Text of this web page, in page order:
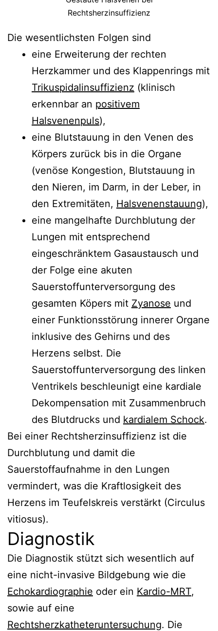
Rechtsherzinsuffizienz
Die wesentlichsten Folgen sind
eine Erweiterung der rechten
Herzkammer und des Klappenrings mit
Trikuspidalinsuffizienz (klinisch
erkennbar an positivem
Halsvenenpuls),
eine Blutstauung in den Venen des
Körpers zurück bis in die Organe
(venöse Kongestion, Blutstauung in
den Nieren, im Darm, in der Leber, in
den Extremitäten, Halsvenenstauung),
eine mangelhafte Durchblutung der
Lungen mit entsprechend
eingeschränktem Gasaustausch und
der Folge eine akuten
Sauerstoffunterversorgung des
gesamten Köpers mit Zyanose und
einer Funktionsstörung innerer Organe
inklusive des Gehirns und des
Herzens selbst. Die
Sauerstoffunterversorgung des linken
Ventrikels beschleunigt eine kardiale
Dekompensation mit Zusammenbruch
des Blutdrucks und kardialem Schock.
Bei einer Rechtsherzinsuffizienz ist die
Durchblutung und damit die
Sauerstoffaufnahme in den Lungen
vermindert, was die Kraftlosigkeit des
Herzens im Teufelskreis verstärkt (Circulus
vitiosus).
Diagnostik
Die Diagnostik stützt sich wesentlich auf
eine nicht-invasive Bildgebung wie die
Echokardiographie oder ein Kardio-MRT,
sowie auf eine
Rechtsherzkatheteruntersuchung. Die